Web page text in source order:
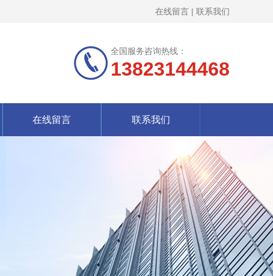
在线留言 | 联系我们
全国服务咨询热线：
13823144468
在线留言 联系我们